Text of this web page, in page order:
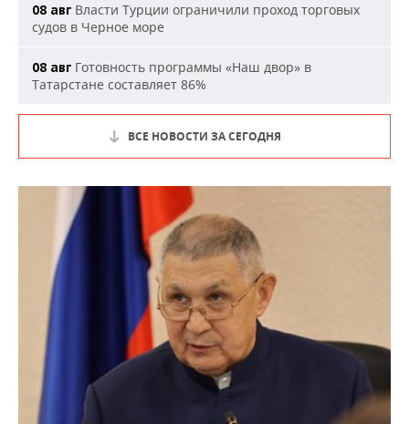
08 авг Власти Турции ограничили проход торговых
судов в Черное море
08 авг Готовность программы «Наш двор» в
Татарстане составляет 86%
ВСЕ НОВОСТИ ЗА СЕГОДНЯ